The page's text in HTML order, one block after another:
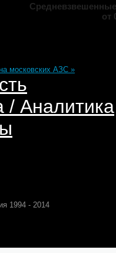
от
московских АЗС »
/ Аналитика
1994 - 2014